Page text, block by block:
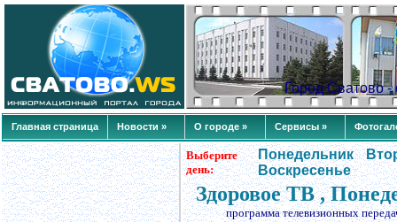
Город Сватово
Главная страница Новости » О городе » Сервисы »
Выберите
день:
Понедельник
Воскресенье
Здоровое ТВ ,
программа телевизионных